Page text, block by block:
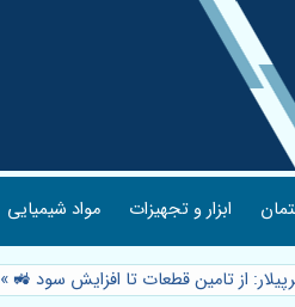
ابزار و تجهیزات مواد شیمیایی
از تامین قطعات تا افزایش سود 🚜 »